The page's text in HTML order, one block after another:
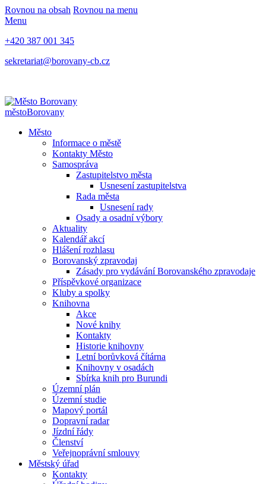
Rovnou na obsah Rovnou na menu
Menu
+420 387 001 345
sekretariat@borovany-cb.cz
městoBorovany
Město
Informace o městě
Kontakty Město
Samospráva
Zastupitelstvo města
Usnesení zastupitelstva
Rada města
Usnesení rady
Osady a osadní výbory
Aktuality
Kalendář akcí
Hlášení rozhlasu
Borovanský zpravodaj
Zásady pro vydávání Borovanského zpravodaje
Příspěvkové organizace
Kluby a spolky
Knihovna
Akce
Nové knihy
Kontakty
Historie knihovny
Letní borůvková čítárna
Knihovny v osadách
Sbírka knih pro Burundi
Územní plán
Územní studie
Mapový portál
Dopravní radar
Jízdní řády
Členství
Veřejnoprávní smlouvy
Městský úřad
Kontakty